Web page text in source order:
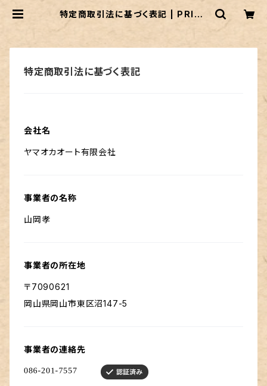
特定商取引法に基づく表記 | PRIDE
特定商取引法に基づく表記
会社名
ヤマオカオート有限会社
事業者の名称
山岡孝
事業者の所在地
〒7090621
岡山県岡山市東区沼147-5
事業者の連絡先